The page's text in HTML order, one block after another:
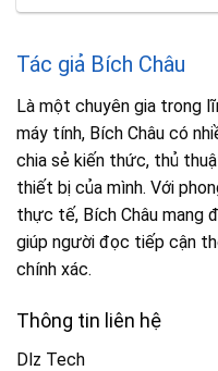
Tác giả Bích Châu
Là một chuyên gia trong
máy tính, Bích Châu có
chia sẻ kiến thức, thủ
thiết bị của mình. Với
thực tế, Bích Châu mang
giúp người đọc tiếp cận
chính xác.
Thông tin liên hệ
Dlz Tech